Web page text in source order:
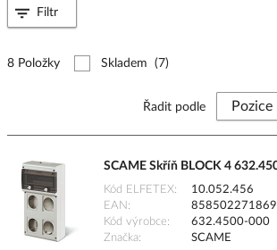
8 Položky Skladem (7)
Řadit podle
SCAME Skříň BLOCK 4
Kód ELFETEX
10.052.456
EAN
Kód výrobce
632.4500-000
Značka
SCAME
Filtr